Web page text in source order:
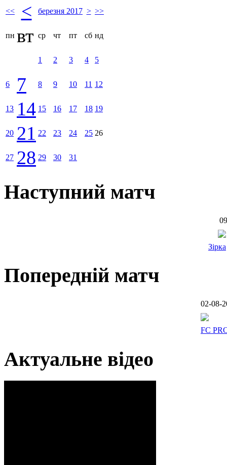
<< < березня 2017 > >>
пн вт ср чт пт сб нд
1 2 3 4 5
6 7 8 9 10 11 12
13 14 15 16 17 18 19
20 21 22 23 24 25 26
27 28 29 30 31
Наступний матч
Зірка
Попередній матч
02-08-
FC
Актуальне відео